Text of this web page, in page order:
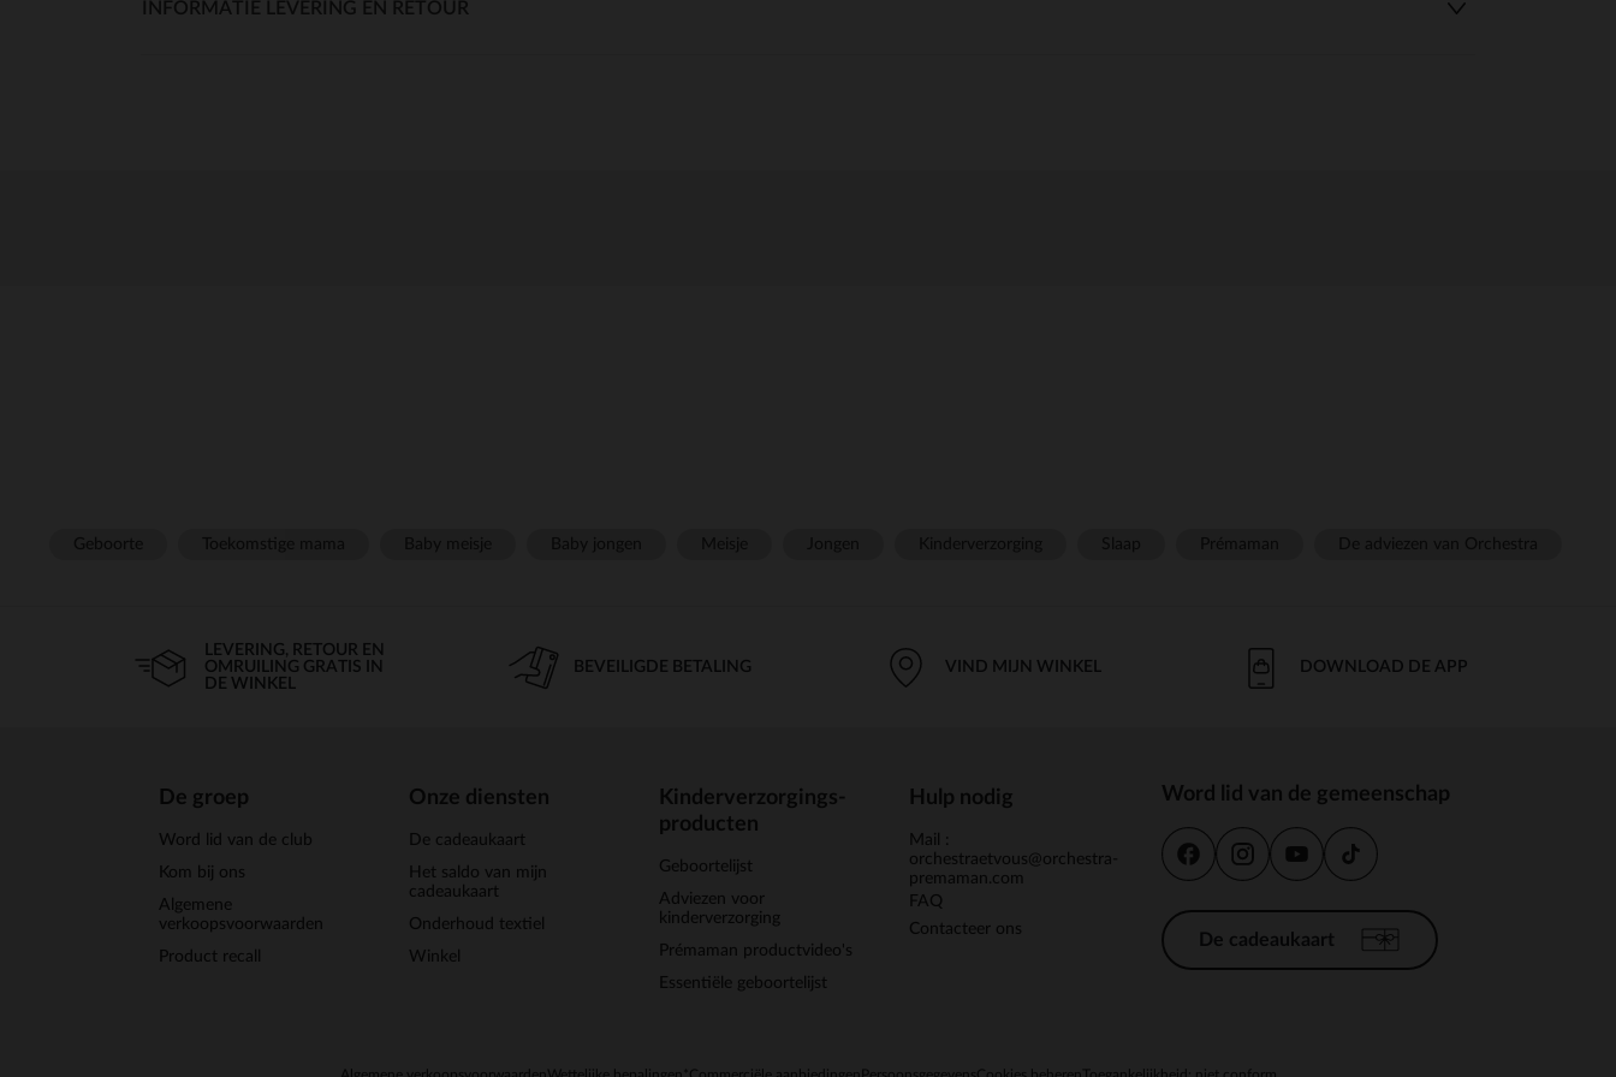
INFORMATIE LEVERING EN RETOUR
LEVERING, RETOUR EN
OMRUILING GRATIS IN
DE WINKEL
BEVEILIGDE BETALING VIND MIJN WINKEL DOWNLOAD DE APP
De groep
Word lid van de club
Kom bij ons
Algemene
verkoopsvoorwaarden
Product recall
Onze diensten
De cadeaukaart
Het saldo van mijn
cadeaukaart
Onderhoud textiel
Winkel
Kinderverzorgings-
producten
Geboortelijst
Adviezen voor
kinderverzorging
Prémaman productvideo's
Essentiële geboortelijst
Hulp nodig
Mail :
orchestraetvous@orchestra-
premaman.com
FAQ
Contacteer ons
Word lid van de gemeenschap
De cadeaukaart